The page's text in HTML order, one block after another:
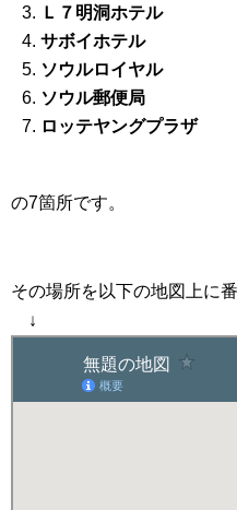
Ｌ７明洞ホテル
サボイホテル
ソウルロイヤル
ソウル郵便局
ロッテヤングプラザ
の7箇所です。
その場所を以下の地図上に
↓